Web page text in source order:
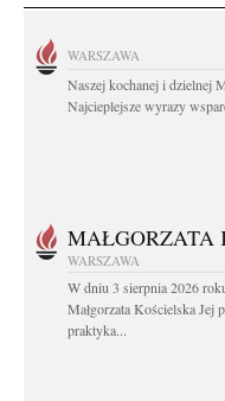
WARSZAWA
Naszej kochanej i dzielnej
Najcieplejsze wyrazy
MAŁGORZATA
WARSZAWA
W dniu 3 sierpnia 2026
Małgorzata Kościelska Jej
praktyka...